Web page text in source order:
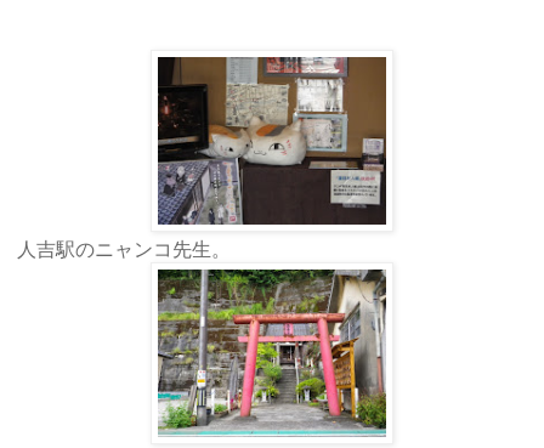
人吉駅のニャンコ先生。